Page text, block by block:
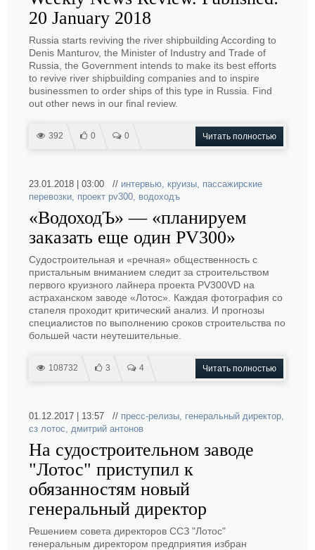
20 January 2018
Russia starts reviving the river shipbuilding According to
Denis Manturov, the Minister of Industry and Trade of
Russia, the Government intends to make its best efforts
to revive river shipbuilding companies and to inspire
businessmen to order ships of this type in Russia. Find
out other news in our final review.
392 0 0 Читать полностью
23.01.2018 | 03:00 // интервью, круизы, пассажирские
перевозки, проект pv300, водоходъ
«ВодоходЪ» — «планируем
заказать еще один PV300»
Судостроительная и «речная» общественность с
пристальным вниманием следит за строительством
первого круизного лайнера проекта PV300VD на
астраханском заводе «Лотос». Каждая фотография со
стапеля проходит критический анализ. И прогнозы
специалистов по выполнению сроков строительства по
большей части неутешительные.
108732 3 4 Читать полностью
01.12.2017 | 13:57 // пресс-релизы, генеральный директор,
сз лотос, дмитрий антонов
На судостроительном заводе
"Лотос" приступил к
обязанностям новый
генеральный директор
Решением совета директоров ССЗ "Лотос"
генеральным директором предприятия избран